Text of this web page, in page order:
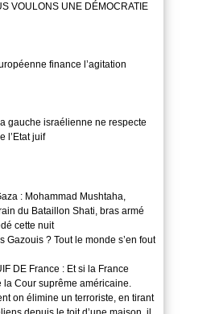
VOULONS UNE DÉMOCRATIE
finance l’agitation
gauche israélienne ne respecte
l’Etat juif
: Mohammad Mushtaha,
du Bataillon Shati, bras armé
cette nuit
Gazouis ? Tout le monde s’en fout
DE France : Et si la France
la Cour suprême américaine.
on élimine un terroriste, en tirant